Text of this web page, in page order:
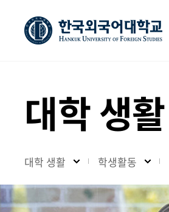
대학 생활
대학 생활 학생활동